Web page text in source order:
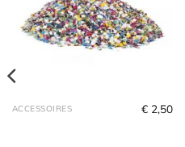
ACCESSOIRES € 2,50